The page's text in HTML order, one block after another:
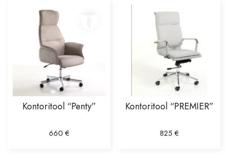
Kontoritool “Penty”
660 €
Kontoritool “PREMIER”
825 €